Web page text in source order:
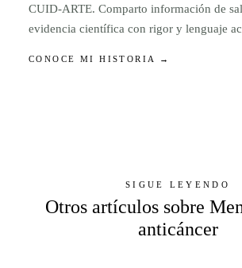
CUID-ARTE. Comparto información de
evidencia científica con rigor y lenguaje
CONOCE MI HISTORIA →
SIGUE LEYENDO
Otros artículos sobre
anticáncer